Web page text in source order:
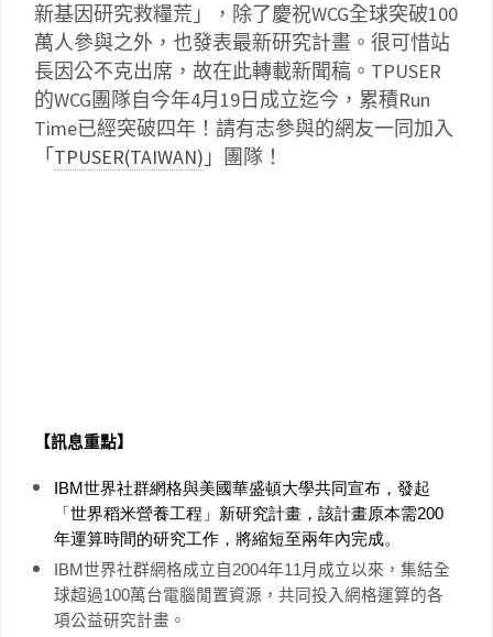
新基因研究救糧荒」，除了慶祝WCG全球突破100
萬人參與之外，也發表最新研究計畫。很可惜站
長因公不克出席，故在此轉載新聞稿。TPUSER
的WCG團隊自今年4月19日成立迄今，累積Run
Time已經突破四年！請有志參與的網友一同加入
「TPUSER(TAIWAN) 」團隊！
【訊息重點】
IBM世界社群網格與美國華盛頓大學共同宣布，發起
「世界稻米營養工程」新研究計畫 ，該計畫原本需200
年運算時間的研究工作，將縮短至兩年內完成。
IBM世界社群網格成立自 2004年11 月成立以來，集結全
球超過100萬台電腦閒置資源，共同投入網格運算的各
項公益研究計畫。